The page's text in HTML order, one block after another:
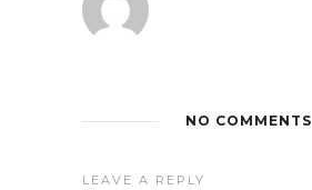
NO COMMENTS
LEAVE A REPLY